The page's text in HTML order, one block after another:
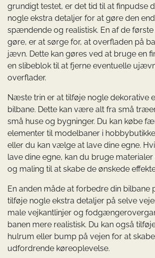
grundigt testet, er det tid til at finpudse
nogle ekstra detaljer for at gøre den
spændende og realistisk. En af de
gøre, er at sørge for, at overfladen på
jævn. Dette kan gøres ved at bruge en
en slibeblok til at fjerne eventuelle
overflader.
Næste trin er at tilføje nogle dekorative
bilbane. Dette kan være alt fra små
små huse og bygninger. Du kan købe
elementer til modelbaner i
eller du kan vælge at lave dine egne.
lave dine egne, kan du bruge
og maling til at skabe de ønskede
En anden måde at forbedre din bilbane
tilføje nogle ekstra detaljer på selve
male vejkantlinjer og
banen mere realistisk. Du kan også
hulrum eller bump på vejen for at
udfordrende køreoplevelse.